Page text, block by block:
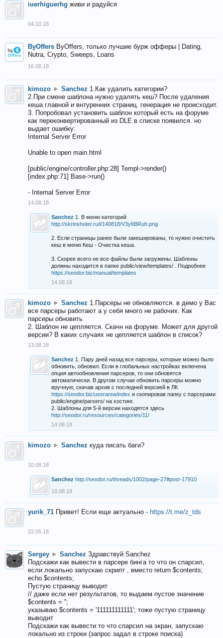
iuerhiguerhg живи и радуйся
04.10.18
ByOffers ByOffers, только лучшие бурж офферы | Dating,
Nutra, Crypto, Sweeps, Loans
16.08.18
kimozo ► Sanchez 1.Как удалить категории?
2.При смене шаблона нужно удалять кеш? После удаления
кеша главной и внтуренних страниц. генерация не происходит.
3. Попробовал установить шаблон который есть на форуме
как переконвертированный из DLE в списке появился. но
выдает ошибку:
Internal Server Error
Unable to open main.html
[public/engine/controller.php:28] Templ->render()
[index.php:71] Base->run()
- Internal Server Error
14.08.18
Sanchez 1. В меню категорий
http://skrinshoter.ru/i/140818/V3y6BRuh.png
2. Если страницы ранее были закешированы, то нужно очистить
кеш в меню Кеш - Очистка кеша.
3. Скорее всего не все файлы были загружены. Шаблоны
должны находится в папке public/view/templates/ . Подробнее
https://seodor.biz/manual/templates
14.08.18
kimozo ► Sanchez 1.Парсеры не обновляются. в демо у Вас
все парсеры работают а у себя много не рабочих. Как
парсеры обновить
2. Шаблон не цепляется. Скачн на форуме. Может для другой
версии? В каких случаях не цепляется шаблон в список?
13.08.18
Sanchez 1. Пару дней назад все парсеры, которые можно было
обновить, обновил. Если в глобальных настройках включена
опция автообновления парсеров, то они обновятся
автоматически. В другом случае обновить парсеры можно
вручную, скачав архив с последней версией в ЛК
https://seodor.biz/userarea/index и скопировав папку с парсерами
public/engine/parsers/ на хостинг.
2. Шаблоны для 5-й версии находятся здесь
http://seodor.ru/resources/categories/11/
14.08.18
kimozo ► Sanchez куда писать баги?
10.08.18
Sanchez http://seodor.ru/threads/1002/page-27#post-17910
10.08.18
yurik_71 Привет! Если еще актуально - https://t.me/z_tds
22.05.18
Sergey ► Sanchez Здравствуй Sanchez
Подскажи как вывести в парсере бинга то что он спарсил,
если локально запускаю скрипт , вместо return $contents;
echo $contents;
Пустую страницу выводит
// даже если нет результатов, то выдаем пустое значение
$contents = '';
указываю $contents = '111111111111'; тоже пустую страницу
выводит
Подскажи как вывести то что спарсил на экран, запускаю
локально из строки (запрос задал в строке поиска)